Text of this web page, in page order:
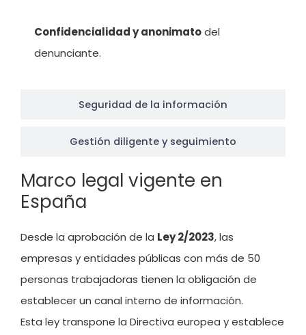
Seguridad de la información
Gestión diligente y seguimiento
Confidencialidad y anonimatodel
denunciante.
Marco legal vigente en
España
Desde la aprobación de la Ley 2/2023, las
empresas y entidades públicas con más de 50
personas trabajadoras tienen la obligación de
establecer un canal interno de información.
Esta ley transpone la Directiva europea y establece